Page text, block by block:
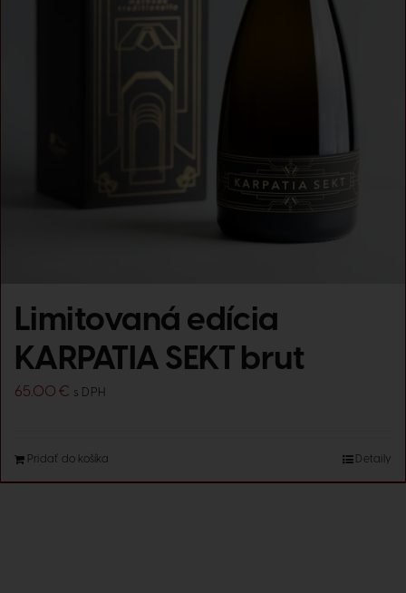
Limitovaná edícia
KARPATIA SEKT brut
65.00€ s DPH
Pridať do košíka Detaily